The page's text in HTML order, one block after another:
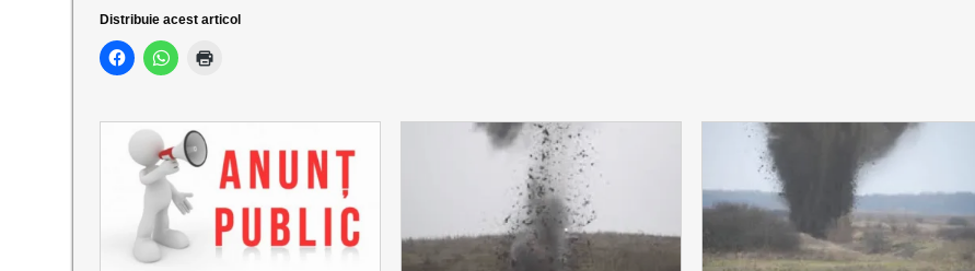
Distribuie acest articol